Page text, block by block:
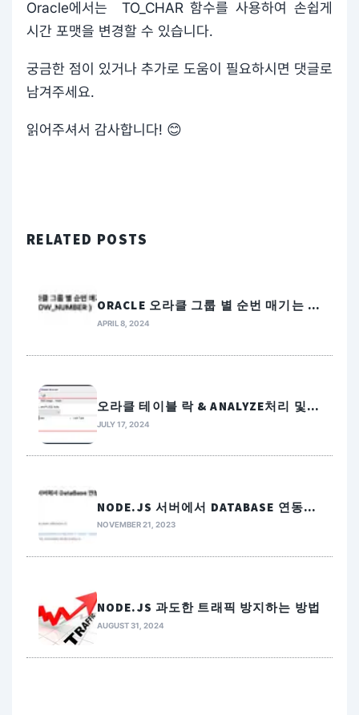
Oracle에서는 TO_CHAR 함수를 사용하여 손쉽게
시간 포맷을 변경할 수 있습니다.
궁금한 점이 있거나 추가로 도움이 필요하시면 댓글로
남겨주세요.
읽어주셔서 감사합니다! 😊
RELATED POSTS
ORACLE 오라클 그룹 별 순번 매기는 법
( ROW_NUMBER )
APRIL 8, 2024
오라클 테이블 락 & ANALYZE처리 및
테이블스페이스 확인방법
JULY 17, 2024
NODE.JS 서버에서 DATABASE 연동
(MARIADB)
NOVEMBER 21, 2023
NODE.JS 과도한 트래픽 방지하는 방법
AUGUST 31, 2024